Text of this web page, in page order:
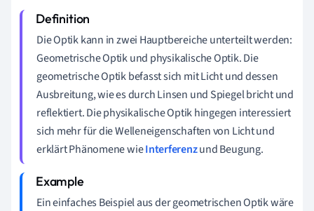
Die Optik kann in zwei Hauptbereiche unterteilt werden:
Geometrische Optik und physikalische Optik. Die
geometrische Optik befasst sich mit Licht und dessen
Ausbreitung, wie es durch Linsen und Spiegel bricht und
reflektiert. Die physikalische Optik hingegen interessiert
sich mehr für die Welleneigenschaften von Licht und
erklärt Phänomene wieInterferenzund Beugung.
Ein einfaches Beispiel aus der geometrischen Optik wäre